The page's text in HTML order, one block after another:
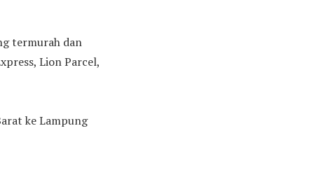
termurah dan
Lion Parcel,
ke Lampung